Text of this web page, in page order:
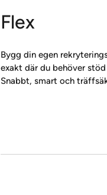
Flex
Bygg din egen
exakt där du behöver
Snabbt, smart och